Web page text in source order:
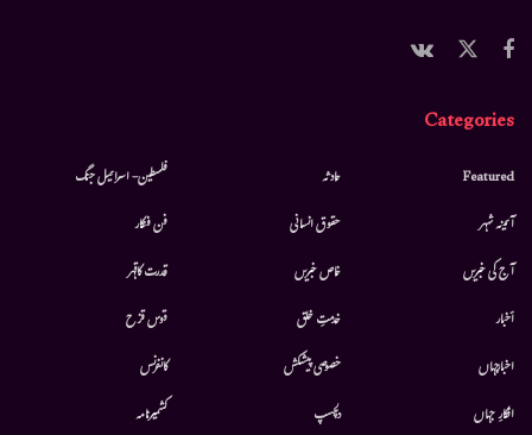
Categories
Featured
آئینہ شہر
آج کی خبریں
أخبار
اخبارجہاں
افکارِ جہاں
حادثہ
حقوق انسانی
خاص خبریں
خدمتِ خلق
خصوصی پیشکش
دلچسپ
فلسطین- اسرائیل جنگ
فن فنکار
قدرت کاقہر
قوس قزح
کانفرنس
کشمیرنامہ